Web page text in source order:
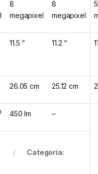
8
megapixel
8
megapixel
5
11.5 “ 11.2 “
26.05 cm 25.12 cm
450 lm –
Categoría: